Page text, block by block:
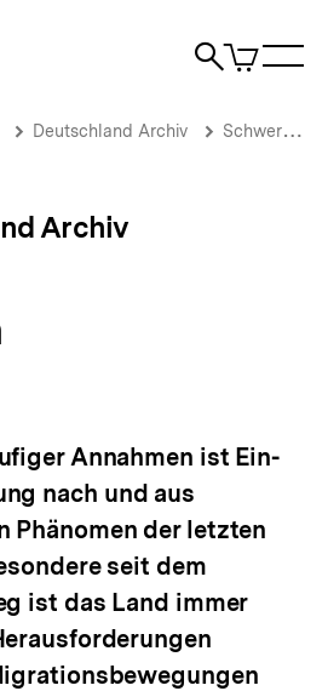
Suche
Artikel
im
Deutschland Archiv Schwerpunkte
Archiv
Annahmen ist Ein-
nach und aus
Phänomen der letzten
seit dem
ist das Land immer